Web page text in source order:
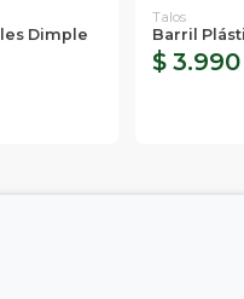
Dimple
Talos
Barril
$ 3.990